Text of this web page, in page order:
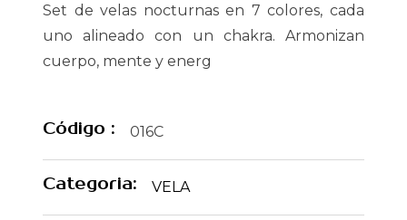
Set de velas nocturnas en 7 colores, cada
uno alineado con un chakra. Armonizan
cuerpo, mente y energ
Código : 016C
Categoria: VELA